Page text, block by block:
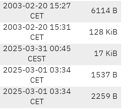
2003-02-20 15:27
CET
6114 B
2003-02-20 15:31
CET
128 KiB
2025-03-31 00:45
CEST
17 KiB
2025-03-01 03:34
CET
1537 B
2025-03-01 03:34
CET
2259 B